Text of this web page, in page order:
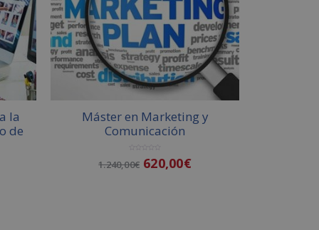
la
de
Máster en Marketing y
Comunicación
a
l
1.240,00€ 620,00€